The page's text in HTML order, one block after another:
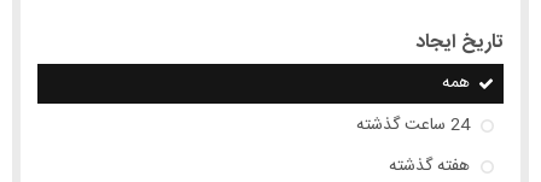
تاریخ ایجاد
همه
24 ساعت گذشته
هفته گذشته